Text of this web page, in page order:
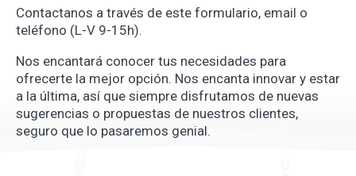
Contactanos a través de este formulario, email o
teléfono (L-V 9-15h).
Nos encantará conocer tus necesidades para
ofrecerte la mejor opción. Nos encanta innovar y estar
a la última, así que siempre disfrutamos de nuevas
sugerencias o propuestas de nuestros clientes,
seguro que lo pasaremos genial.